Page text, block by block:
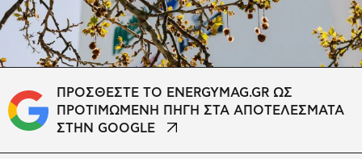
ΠΡΟΣΘΕΣΤΕ ΤΟ ENERGYMAG.GR ΩΣ
ΠΡΟΤΙΜΩΜΕΝΗ ΠΗΓΗ ΣΤΑ ΑΠΟΤΕΛΕΣΜΑΤΑ
ΣΤΗΝ GOOGLE